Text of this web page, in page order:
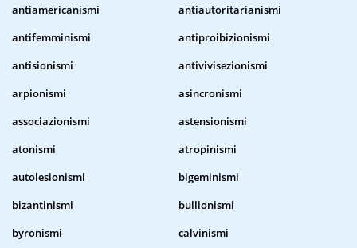
antiamericanismi
antiautoritarianismi
antifemminismi
antiproibizionismi
antisionismi
antivivisezionismi
arpionismi
asincronismi
associazionismi
astensionismi
atonismi
atropinismi
autolesionismi
bigeminismi
bizantinismi
bullionismi
byronismi
calvinismi